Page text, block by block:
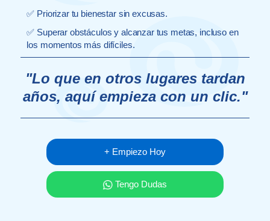
✅ Priorizar tu bienestar sin excusas.
✅ Superar obstáculos y alcanzar tus metas, incluso en
los momentos más difíciles.
"Lo que en otros lugares tardan
años, aquí empieza con un clic."
+ Empiezo Hoy
Tengo Dudas